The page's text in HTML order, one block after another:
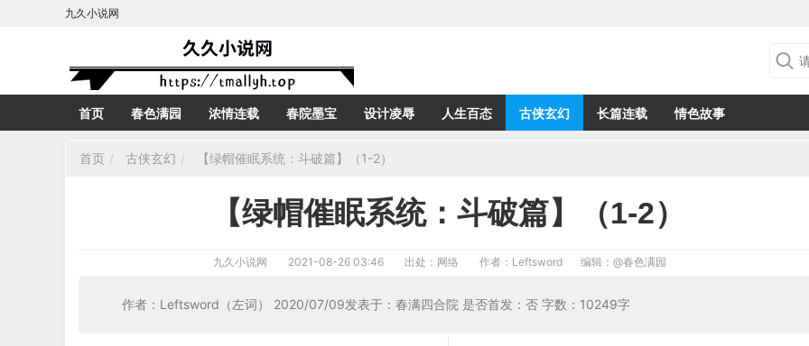
九久小说网
首页 春色满园 浓情连载 春院墨宝 设计凌辱 人生百态 古侠玄幻 长篇连载 情色故事
首页 古侠玄幻 【绿帽催眠系统：斗破篇】（1-2）
【绿帽催眠系统：斗破篇】（1-2）
九久小说网 2021-08-26 03:46 出处：网络 作者：Leftsword 编辑： @春色满园
作者：Leftsword（左词） 2020/07/09发表于：春满四合院 是否首发：否 字数：10249字